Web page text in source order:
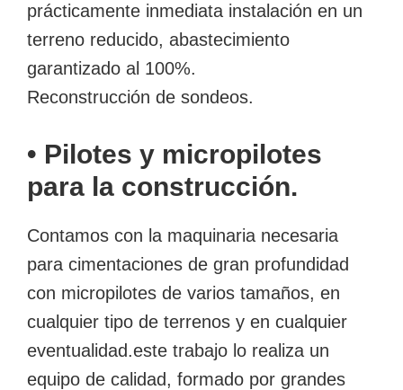
prácticamente inmediata instalación en un
terreno reducido, abastecimiento
garantizado al 100%.
Reconstrucción de sondeos.
• Pilotes y micropilotes
para la construcción.
Contamos con la maquinaria necesaria
para cimentaciones de gran profundidad
con micropilotes de varios tamaños, en
cualquier tipo de terrenos y en cualquier
eventualidad.este trabajo lo realiza un
equipo de calidad, formado por grandes